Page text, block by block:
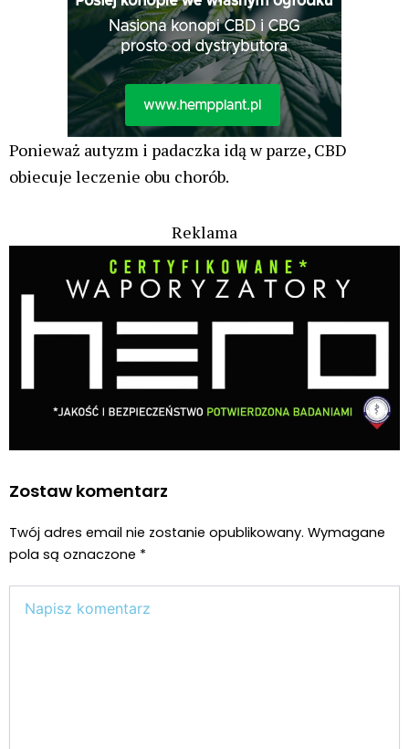
Ponieważ autyzm i padaczka idą w parze, CBD
obiecuje leczenie obu chorób.
Reklama
Zostaw komentarz
Twój adres email nie zostanie opublikowany. Wymagane
pola są oznaczone *
tutaj..